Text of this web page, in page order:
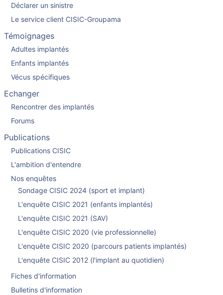
Déclarer un sinistre
Le service client CISIC-Groupama
Témoignages
Adultes implantés
Enfants implantés
Vécus spécifiques
Echanger
Rencontrer des implantés
Forums
Publications
Publications CISIC
L'ambition d'entendre
Nos enquêtes
Sondage CISIC 2024 (sport et implant)
L'enquête CISIC 2021 (enfants implantés)
L'enquête CISIC 2021 (SAV)
L'enquête CISIC 2020 (vie professionnelle)
L'enquête CISIC 2020 (parcours patients implantés)
L'enquête CISIC 2012 (l'implant au quotidien)
Fiches d'information
Bulletins d'information